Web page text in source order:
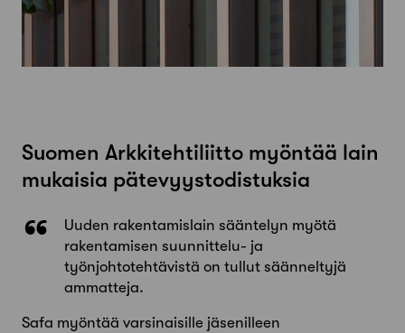
Suomen Arkkitehtiliitto myöntää lain
mukaisia pätevyystodistuksia
Uuden rakentamislain sääntelyn myötä
rakentamisen suunnittelu- ja
työnjohtotehtävistä on tullut säänneltyjä
ammatteja.
Safa myöntää varsinaisille jäsenilleen